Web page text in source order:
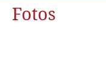
Fotos